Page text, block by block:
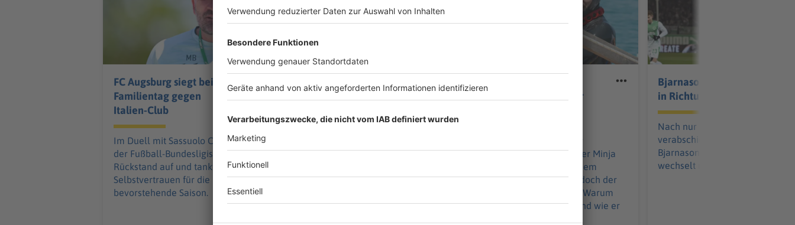
FC Augsburg siegt beim
Familientag gegen
Italien-Club
Im Duell mit Sassuolo Calcio holt
der Fußball-Bundesligist einen 0:2-
Rückstand auf und tankt weiteres
Selbstvertrauen für die
bevorstehende Saison.
Senioren-Wohnanlage
wegen Feuer evakuiert
In einer Wohnanlage für ältere
Dachgeschoss. Die Senioren
Apnoetaucher kurz vor
ohnmächtig: Apnoetaucher Minja
Marinković taucht mit einem
Atemzug auf 85 Meter – doch der
Rekord bleibt unerreicht. Warum
der Versuch nicht zählt und wie er
Bjarnason verlässt Fürth
in Richtung Dänemark
Nach nur einer Saison
verabschiedet sich Brynjar Ingi
Bjarnason bei Greuther Fürth
wechselt nach Dänemark.